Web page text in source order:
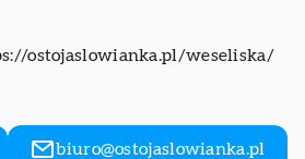
ostojaslowianka.pl/weseliska/
biuro@ostojaslowianka.pl